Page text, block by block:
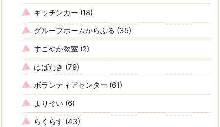
キッチンカー (18)
グループホームからふる (35)
すこやか教室 (2)
はばたき (79)
ボランティアセンター (61)
よりそい (6)
らくらす (43)